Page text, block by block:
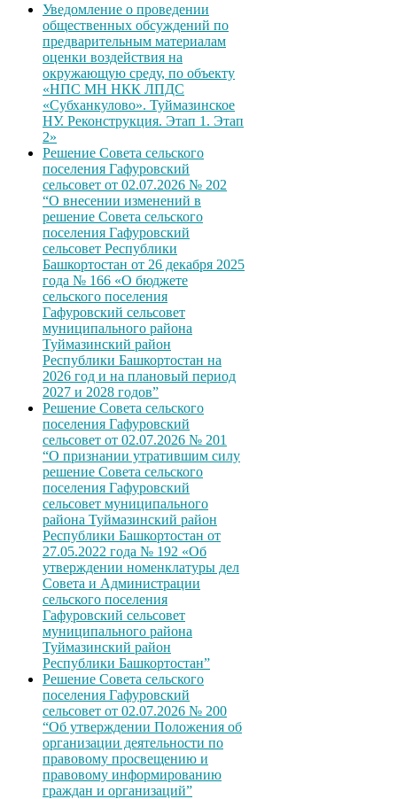
Уведомление о проведении
общественных обсуждений по
предварительным материалам
оценки воздействия на
окружающую среду, по объекту
«НПС МН НКК ЛПДС
«Субханкулово». Туймазинское
НУ. Реконструкция. Этап 1. Этап
2»
Решение Совета сельского
поселения Гафуровский
сельсовет от 02.07.2026 № 202
“О внесении изменений в
решение Совета сельского
поселения Гафуровский
сельсовет Республики
Башкортостан от 26 декабря 2025
года № 166 «О бюджете
сельского поселения
Гафуровский сельсовет
муниципального района
Туймазинский район
Республики Башкортостан на
2026 год и на плановый период
2027 и 2028 годов”
Решение Совета сельского
поселения Гафуровский
сельсовет от 02.07.2026 № 201
“О признании утратившим силу
решение Совета сельского
поселения Гафуровский
сельсовет муниципального
района Туймазинский район
Республики Башкортостан от
27.05.2022 года № 192 «Об
утверждении номенклатуры дел
Совета и Администрации
сельского поселения
Гафуровский сельсовет
муниципального района
Туймазинский район
Республики Башкортостан”
Решение Совета сельского
поселения Гафуровский
сельсовет от 02.07.2026 № 200
“Об утверждении Положения об
организации деятельности по
правовому просвещению и
правовому информированию
граждан и организаций”